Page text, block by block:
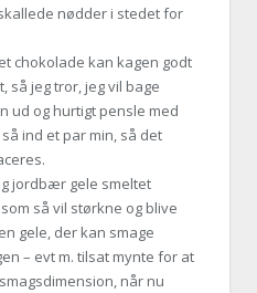
nødder i stedet for
chokolade kan kagen godt
så jeg tror, jeg vil bage
ud og hurtigt pensle med
ind et par min, så det
jordbær gele smeltet
så vil størkne og blive
gele, der kan smage
– evt m. tilsat mynte for at
når nu